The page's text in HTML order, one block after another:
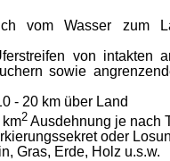
vom Wasser zum
von intakten
sowie
- 20 km über Land
2 Ausdehnung je nach
oder
Gras, Erde, Holz u.s.w.